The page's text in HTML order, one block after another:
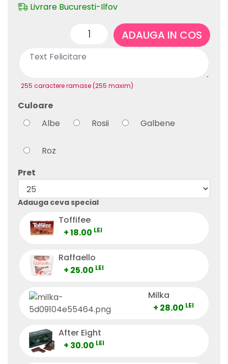
Livrare Bucuresti-Ilfov
ADAUGA IN COS
255 caractere ramase (255 maxim)
Culoare
Albe
Rosii Galbene
Roz
Pret
Adauga ceva special
Toffifee
+ 18.00 LEI
Raffaello
+ 25.00 LEI
Milka
+ 28.00 LEI
After Eight
+ 30.00 LEI